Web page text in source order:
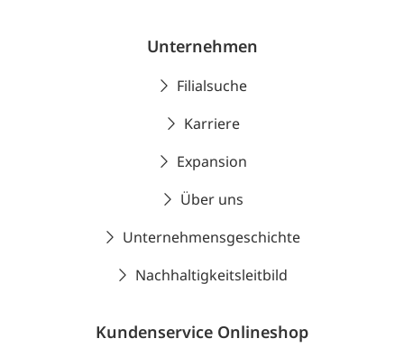
Unternehmen
Filialsuche
Karriere
Expansion
Über uns
Unternehmensgeschichte
Nachhaltigkeitsleitbild
Kundenservice Onlineshop